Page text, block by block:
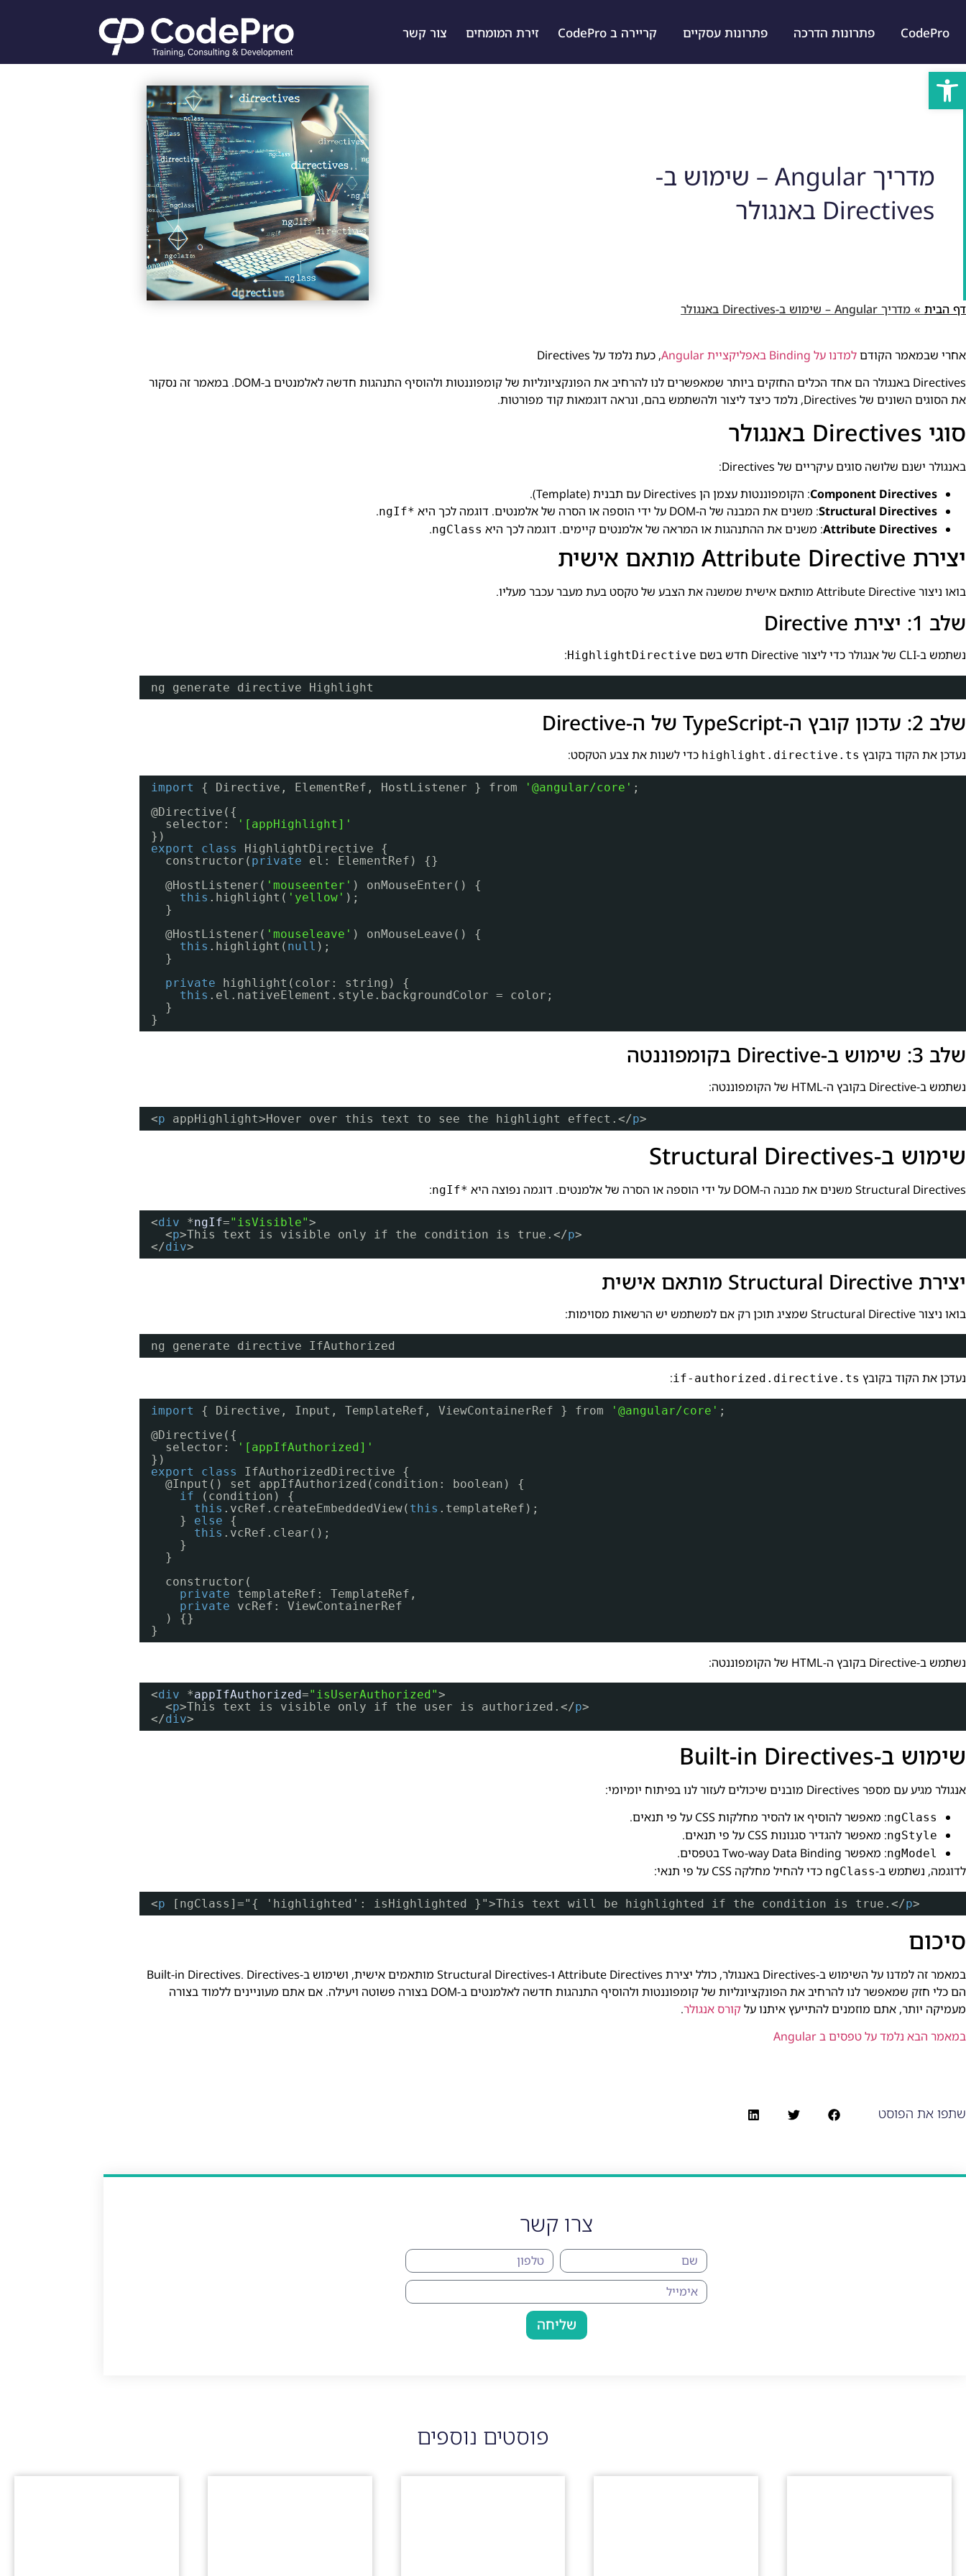
פתח סרגל נגישות
CodePro פתרונות הדרכה פתרונות עסקיים קריירה ב CodePro זירת המומחים צור קשר
מדריך Angular – שימוש ב-
Directives באנגולר
דף הבית » מדריך Angular – שימוש ב-Directives באנגולר
אחרי שבמאמר הקודםלמדנו על Binding באפליקציית Angular
, כעת נלמד על Directives
Directives באנגולר הם אחד הכלים החזקים ביותר שמאפשרים לנו להרחיב את הפונקציונליות של קומפוננטות ולהוסיף התנהגות חדשה לאלמנטים ב-DOM. במאמר זה נסקור
את הסוגים השונים של Directives, נלמד כיצד ליצור ולהשתמש בהם, ונראה דוגמאות קוד מפורטות.
סוגי Directives באנגולר
באנגולר ישנם שלושה סוגים עיקריים של Directives:
Component Directives: הקומפוננטות עצמן הן Directives עם תבנית (Template).
Structural Directives: משנים את המבנה של ה-DOM על ידי הוספה או הסרה של אלמנטים. דוגמה לכך היא *ngIf
.
Attribute Directives: משנים את ההתנהגות או המראה של אלמנטים קיימים. דוגמה לכך היא ngClass
.
יצירת Attribute Directive מותאם אישית
בואו ניצור Attribute Directive מותאם אישית שמשנה את הצבע של טקסט בעת מעבר עכבר מעליו.
שלב 1: יצירת Directive
נשתמש ב-CLI של אנגולר כדי ליצור Directive חדש בשם HighlightDirective
:
ng generate directive Highlight
שלב 2: עדכון קובץ ה-TypeScript של ה-Directive
נעדכן את הקוד בקובץ highlight.directive.ts כדי לשנות את צבע הטקסט:
import { Directive, ElementRef, HostListener } from '@angular/core' ;
@Directive({
selector:
'[appHighlight]'
})
export
class
HighlightDirective {
constructor( private
el: ElementRef) {}
@HostListener( 'mouseenter' ) onMouseEnter() {
this .highlight( 'yellow' );
}
@HostListener( 'mouseleave' ) onMouseLeave() {
this .highlight( null );
}
private
highlight(color: string) {
this .el.nativeElement.style.backgroundColor = color;
}
}
שלב 3: שימוש ב-Directive בקומפוננטה
נשתמש ב-Directive בקובץ ה-HTML של הקומפוננטה:
<p appHighlight>Hover over this text to see the highlight effect.</p>
שימוש ב-Structural Directives
Structural Directives משנים את מבנה ה-DOM על ידי הוספה או הסרה של אלמנטים. דוגמה נפוצה היא *ngIf
:
<div *ngIf="isVisible">
<p>This text is visible only if the condition is true.</p>
</div>
יצירת Structural Directive מותאם אישית
בואו ניצור Structural Directive שמציג תוכן רק אם למשתמש יש הרשאות מסוימות:
ng generate directive IfAuthorized
נעדכן את הקוד בקובץ if-authorized.directive.ts
:
import { Directive, Input, TemplateRef, ViewContainerRef } from '@angular/core' ;
@Directive({
selector:
'[appIfAuthorized]'
})
export
class
IfAuthorizedDirective {
@Input() set appIfAuthorized(condition: boolean) {
if
(condition) {
this .vcRef.createEmbeddedView( this .templateRef);
} else
{
this .vcRef.clear();
}
}
constructor(
private
templateRef: TemplateRef,
private
vcRef: ViewContainerRef
) {}
}
נשתמש ב-Directive בקובץ ה-HTML של הקומפוננטה:
<div *appIfAuthorized="isUserAuthorized">
<p>This text is visible only if the user is authorized.</p>
</div>
שימוש ב-Built-in Directives
אנגולר מגיע עם מספר Directives מובנים שיכולים לעזור לנו בפיתוח יומיומי:
ngClass: מאפשר להוסיף או להסיר מחלקות CSS על פי תנאים.
ngStyle: מאפשר להגדיר סגנונות CSS על פי תנאים.
ngModel: מאפשר Two-way Data Binding בטפסים.
לדוגמה, נשתמש ב-ngClass כדי להחיל מחלקה CSS על פי תנאי:
<p [ngClass]="{ 'highlighted': isHighlighted }">This text will be highlighted if the condition is true.</p>
סיכום
במאמר זה למדנו על השימוש ב-Directives באנגולר, כולל יצירת Attribute Directives ו-Structural Directives מותאמים אישית, ושימוש ב-Built-in Directives. Directives
הם כלי חזק שמאפשר לנו להרחיב את הפונקציונליות של קומפוננטות ולהוסיף התנהגות חדשה לאלמנטים ב-DOM בצורה פשוטה ויעילה. אם אתם מעוניינים ללמוד בצורה
מעמיקה יותר, אתם מוזמנים להתייעץ איתנו עלקורס אנגולר.
במאמר הבא נלמד על טפסים ב Angular
שתפו את הפוסט
צרו קשר
שליחה
פוסטים נוספים